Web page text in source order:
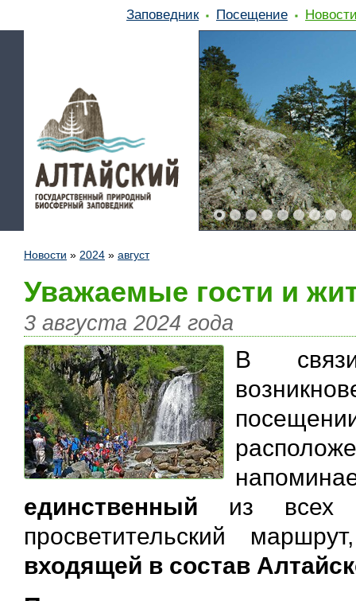
Заповедник Посещение
Новости » 2024 » август
Уважаемые гости и
3 августа 2024 года
В
единственный из всех
просветительский
входящей в состав